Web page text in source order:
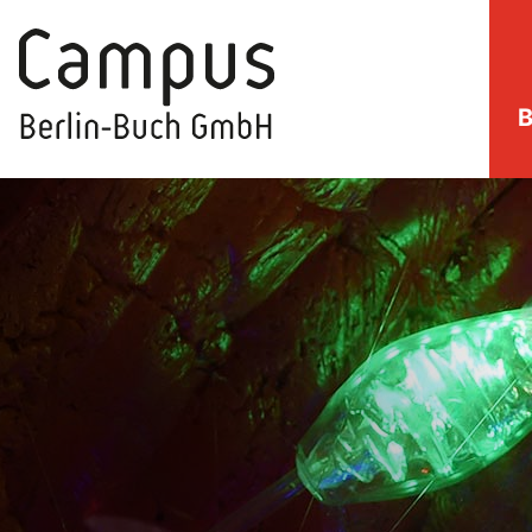
direkt zum Inhalt springen